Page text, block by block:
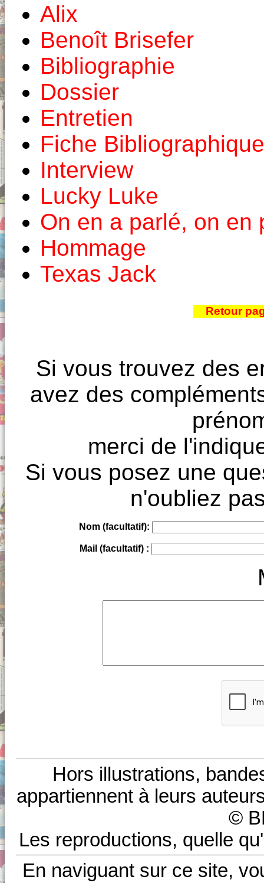
Alix
Benoît Brisefer
Bibliographie
Dossier
Entretien
Fiche Bibliographique
Interview
Lucky Luke
On en a parlé, on en
Hommage
Texas Jack
Retour
Si vous trouvez des
avez des
merci de
Si vous posez une
n'oubliez
Nom (facultatif):
Mail (facultatif) :
Hors illustrations,
appartiennent à leurs
©
Les reproductions, quelle
En naviguant sur ce site,